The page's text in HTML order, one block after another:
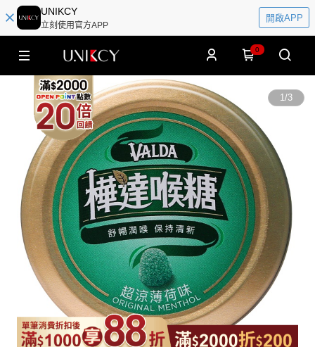
UNIKCY
立刻使用官方APP
開啟APP
0
1/3